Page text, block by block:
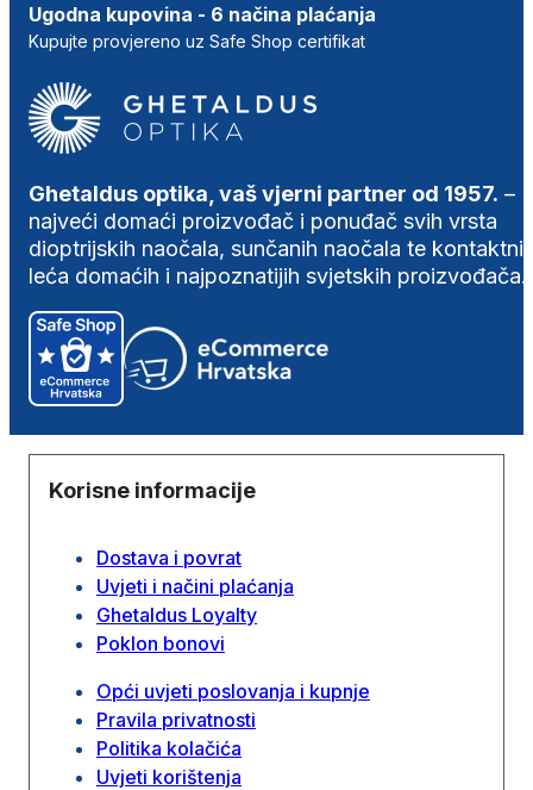
Ugodna kupovina - 6 načina plaćanja
Kupujte provjereno uz Safe Shop certifikat
Ghetaldus optika, vaš vjerni partner od 1957. –
najveći domaći proizvođač i ponuđač svih vrsta
dioptrijskih naočala, sunčanih naočala te
leća domaćih i najpoznatijih svjetskih proizvođača.
Korisne informacije
Dostava i povrat
Uvjeti i načini plaćanja
Ghetaldus Loyalty
Poklon bonovi
Opći uvjeti poslovanja i kupnje
Pravila privatnosti
Politika kolačića
Uvjeti korištenja